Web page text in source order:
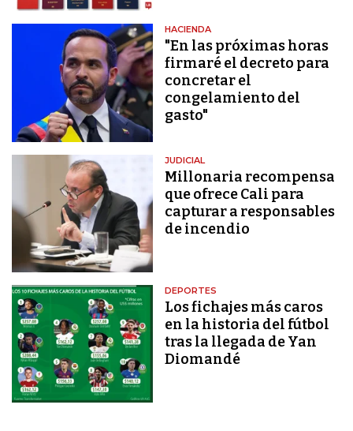
HACIENDA
"En las próximas horas
firmaré el decreto para
concretar el
congelamiento del
gasto"
JUDICIAL
Millonaria recompensa
que ofrece Cali para
capturar a responsables
de incendio
DEPORTES
Los fichajes más caros
en la historia del fútbol
tras la llegada de Yan
Diomandé